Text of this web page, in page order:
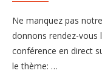
Ne manquez pas
donnons rendez-vous
conférence en direct
le thème: …